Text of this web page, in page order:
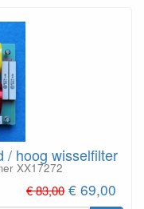
/ hoog wisselfilter
XX17272
€ 83,00 € 69,00